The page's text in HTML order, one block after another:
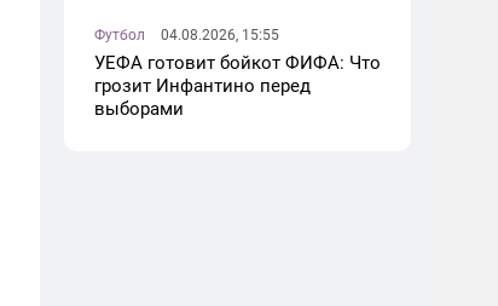
Футбол 04.08.2026, 15:55
УЕФА готовит бойкот ФИФА: Что
грозит Инфантино перед
выборами